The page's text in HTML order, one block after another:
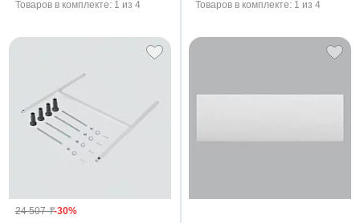
Товаров в комплекте: 1 из 4 Товаров в комплекте: 1 из 4
24 507₸-30%